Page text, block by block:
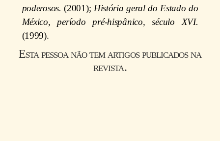
poderosos.(2001); História geral do Estado do
México, período pré-hispânico, século XVI.
(1999).
Esta pessoa não tem artigos publicados na
revista.